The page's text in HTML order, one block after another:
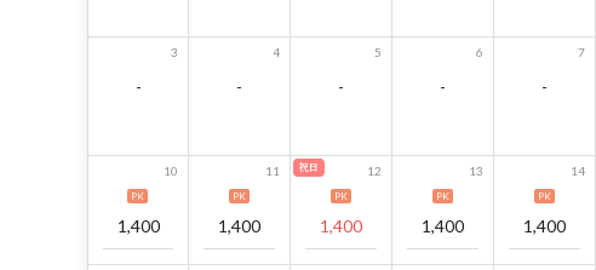
3
-
4
-
5
-
6
-
7
-
10
PK
1,400
11
PK
1,400
祝日 12
PK
1,400
13
PK
1,400
14
PK
1,400